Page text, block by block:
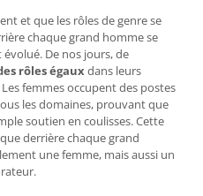
et que les rôles de genre se
chaque grand homme se
De nos jours, de
rôles égaux dans leurs
femmes occupent des postes
les domaines, prouvant que
soutien en coulisses. Cette
derrière chaque grand
une femme, mais aussi un